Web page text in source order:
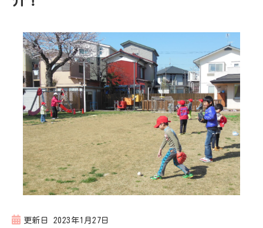
更新日 2023年1月27日